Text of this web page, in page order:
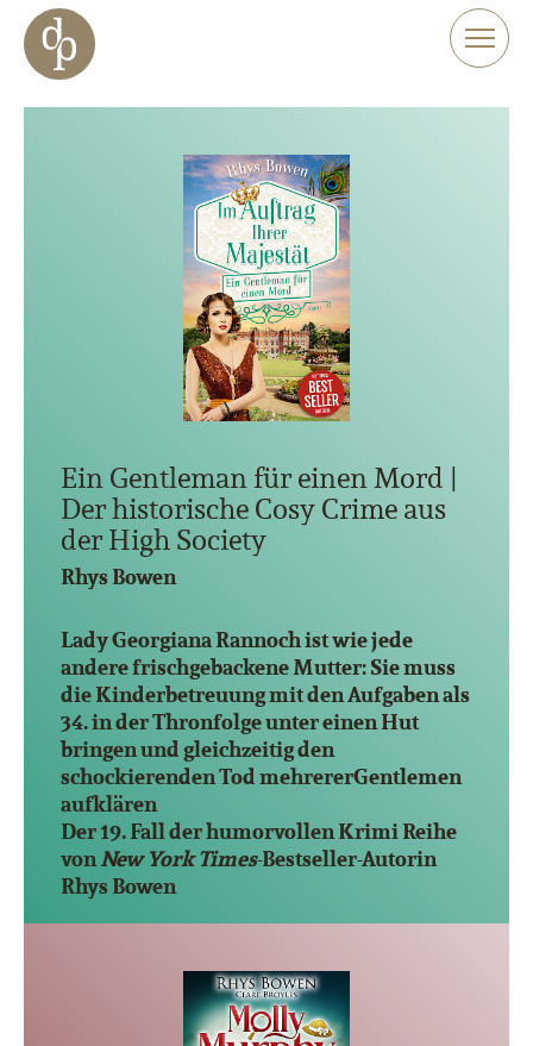
Zum Haupt-Inhalt springen
Zur Navigation springen
Zur Website-Suche springen
Ein Gentleman für einen Mord |
Der historische Cosy Crime aus
der High Society
Rhys Bowen
Lady Georgiana Rannoch ist wie jede
andere frischgebackene Mutter: Sie muss
die Kinderbetreuung mit den Aufgaben als
34. in der Thronfolge unter einen Hut
bringen und gleichzeitig den
schockierenden Tod mehrererGentlemen
aufklären
Der 19. Fall der humorvollen Krimi Reihe
vonNew York Times-Bestseller-Autorin
Rhys Bowen